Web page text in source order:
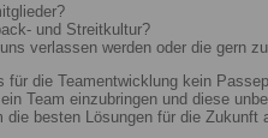
und Streitkultur?
verlassen werden oder die gern
die Teamentwicklung kein
Team einzubringen und diese
besten Lösungen für die Zukunft